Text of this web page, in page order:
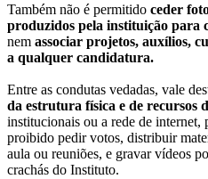
Também não é permitido ceder
produzidos pela instituição para
nem associar projetos, auxílios,
a qualquer candidatura.
Entre as condutas vedadas, vale
da estrutura física e de recursos
institucionais ou a rede de internet,
proibido pedir votos, distribuir
aula ou reuniões, e gravar vídeos
crachás do Instituto.